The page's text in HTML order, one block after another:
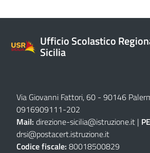
Ufficio Scolastico
Sicilia
Via Giovanni Fattori, 60 - 90146
0916909111-202
Mail: direzione-sicilia@istruzione.it |
drsi@postacert.istruzione.it
Codice fiscale: 80018500829